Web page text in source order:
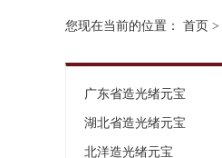
您现在当前的位置： 首页 >
广东省造光绪元宝
湖北省造光绪元宝
北洋造光绪元宝